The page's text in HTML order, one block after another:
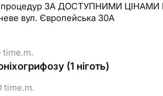
ЗА ДОСТУПНИМИ ЦІНАМИ
вул. Європейська 30А
time.m.
(1 ніготь)
time.m.